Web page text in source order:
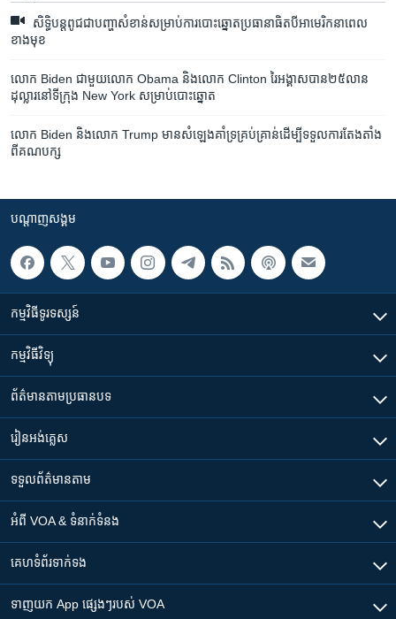
សិទ្ធិបន្តពូជជាបញ្ហាសំខាន់សម្រាប់ការបោះឆ្នោតប្រធានាធិតបីអាមេរិកនាពេល
ខាងមុខ
លោក Biden ជាមួយ​លោក Obama និង​លោក Clinton រៃ​អង្គាស​បាន​២៥លាន​
ដុល្លារ​នៅ​ទីក្រុង New York សម្រាប់​បោះ​ឆ្នោត
លោក Biden និងលោក Trump មាន​សំឡេង​គាំទ្រ​គ្រប់គ្រាន់​ដើម្បី​ទទួល​ការ​តែងតាំង​
ពី​គណបក្ស
បណ្តាញ​សង្គម
កម្មវិធី​ទូរទស្សន៍
កម្មវិធី​វិទ្យុ
ព័ត៌មាន​តាមប្រធានបទ​
រៀន​​អង់គ្លេស
ទទួល​ព័ត៌មាន​តាម
អំពី​ VOA & ទំនាក់ទំនង
គេហទំព័រ​​ទាក់ទង
ទាញយក​ App ផ្សេងៗ​របស់​ VOA